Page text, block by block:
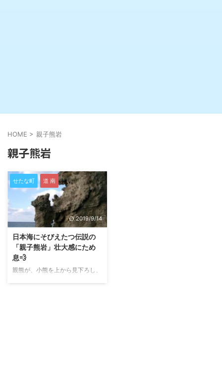
HOME > 親子熊岩
親子熊岩
せたな町 道 南
2019/9/14
日本海にそびえたつ伝説の
「親子熊岩」壮大感にため
息💨
親熊が、小熊を上から見下ろし、